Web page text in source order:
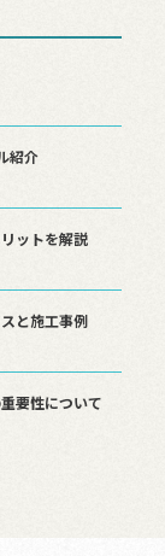
紹介
ットを解説
と施工事例
要性について